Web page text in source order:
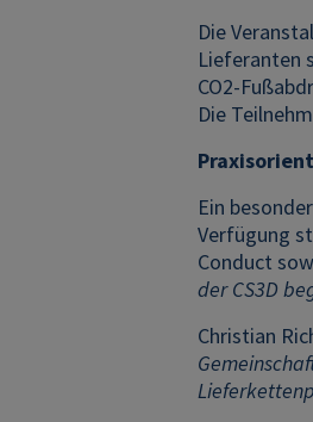
Die
Lieferanten
CO2-
Die
Ein
Verfügung
Conduct
der CS3D
Christian